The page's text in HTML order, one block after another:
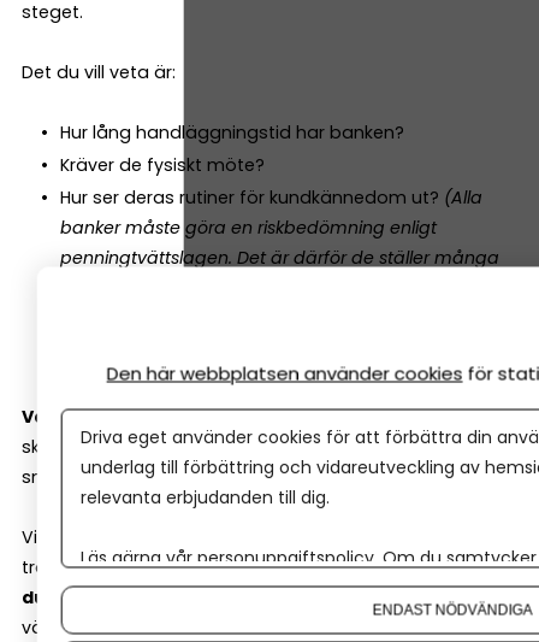
steget.
Det du vill veta är:
Hur lång handläggningstid har banken?
Kräver de fysiskt möte?
Hur ser deras rutiner för kundkännedom ut? (Alla
banker måste göra en riskbedömning enligt
penningtvättslagen. Det är därför de ställer många
Varför är detta viktigt?Jo, hur smidigt det är att
skaffa företagskonto, säger ganska mycket om hur
smidig resten av resan med banken kommer att bli.
Vissa banker är snabba och digitala. Andra är mer
traditionella.Välj inte automatiskt samma bank som
du har privat,
utan jämför ordentligt. Och framförallt,
välj en bank där du känner förtroende.
Den här webbplatsen använder cookies för
Driva eget använder cookies för att förbättra din
underlag till förbättring och vidareutveckling av
relevanta erbjudanden till dig.
Läs gärna vår personuppgiftspolicy. Om du
Om du vill ändra ditt val i efterhand hittar du den
ENDAST NÖDVÄNDIGA